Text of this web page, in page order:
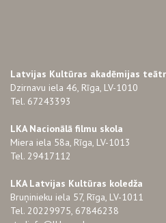
Latvijas Kultūras akadēmijas
Dzirnavu iela 46, Rīga, LV-1010
Tel. 67243393
LKA Nacionālā filmu skola
Miera iela 58a, Rīga, LV-1013
Tel. 29417112
LKA Latvijas Kultūras koledža
Bruņinieku iela 57, Rīga, LV-1011
Tel. 20229975, 67846238